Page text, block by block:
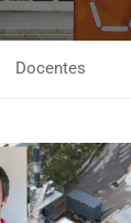
Docentes